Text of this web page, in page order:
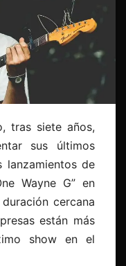
tras siete años,
sus últimos
lanzamientos de
Wayne G” en
cercana
están más
show en el